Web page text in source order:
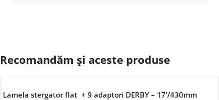
Recomandăm și aceste produse
Lamela stergator flat + 9 adaptori DERBY – 17’/430mm